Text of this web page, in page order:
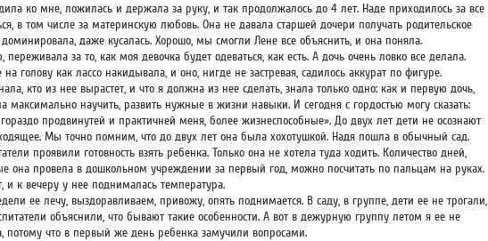
ко мне, ложилась и держала за руку, и так продолжалось до 4 лет. Наде приходилось за все
в том числе за материнскую любовь. Она не давала старшей дочери получать родительское
доминировала, даже кусалась. Хорошо, мы смогли Лене все объяснить, и она поняла.
за то, как моя девочка будет одеваться, как есть. А дочь очень ловко все делала.
на голову как лассо накидывала, и оно, нигде не застревая, садилось аккурат по фигуре.
кто из нее вырастет, и что я должна из нее сделать, знала только одно: как и первую дочь,
максимально научить, развить нужные в жизни навыки. И сегодня с гордостью могу сказать:
продвинутей и практичней меня, более жизнеспособные». До двух лет дети не осознают
Мы точно помним, что до двух лет она была хохотушкой. Надя пошла в обычный сад.
проявили готовность взять ребенка. Только она не хотела туда ходить. Количество дней,
она провела в дошкольном учреждении за первый год, можно посчитать по пальцам на руках.
и к вечеру у нее поднималась температура.
ее лечу, выздоравливаем, привожу, опять поднимается. В саду, в группе, дети ее не трогали,
объяснили, что бывают такие особенности. А вот в дежурную группу летом я ее не
потому что в первый же день ребенка замучили вопросами.